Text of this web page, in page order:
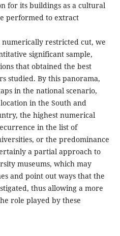
for its buildings as a cultural
performed to extract
restricted cut, we
significant sample,
that obtained the best
studied. By this panorama,
in the national scenario,
in the South and
the highest numerical
in the list of
or the predominance
a partial approach to
museums, which may
and point out ways that the
thus allowing a more
role played by these